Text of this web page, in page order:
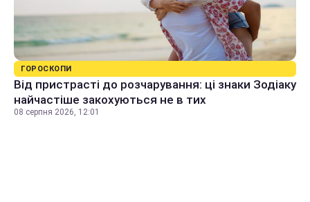
ГОРОСКОПИ
Від пристрасті до розчарування: ці знаки Зодіаку
найчастіше закохуються не в тих
08 серпня 2026, 12:01